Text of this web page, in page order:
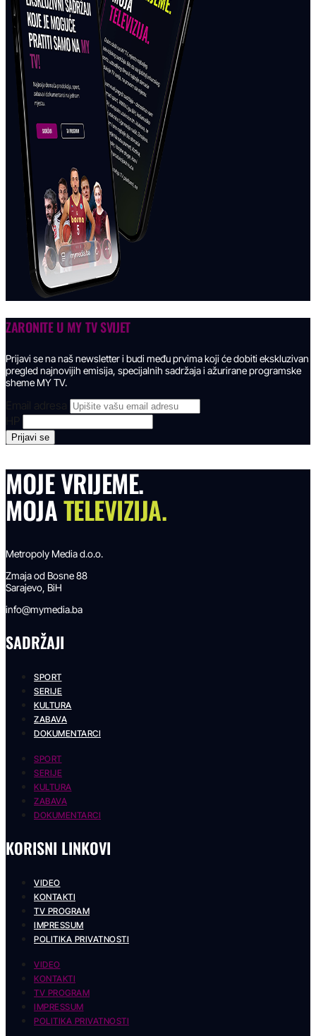
ZARONITE U MY TV SVIJET
Prijavi se na naš newsletter i budi među prvima koji će dobiti ekskluzivan
pregled najnovijih emisija, specijalnih sadržaja i ažurirane programske
sheme MY TV.
Email adresa
MOJE VRIJEME.
MOJATELEVIZIJA.
Metropoly Media d.o.o.
Zmaja od Bosne 88
Sarajevo, BiH
info@mymedia.ba
SADRŽAJI
SPORT
SERIJE
KULTURA
ZABAVA
DOKUMENTARCI
SPORT
SERIJE
KULTURA
ZABAVA
DOKUMENTARCI
KORISNI LINKOVI
VIDEO
KONTAKTI
TV PROGRAM
IMPRESSUM
POLITIKA PRIVATNOSTI
VIDEO
KONTAKTI
TV PROGRAM
IMPRESSUM
POLITIKA PRIVATNOSTI